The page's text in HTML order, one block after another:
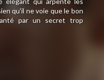
qu'il ne voie que le bon
par un secret trop